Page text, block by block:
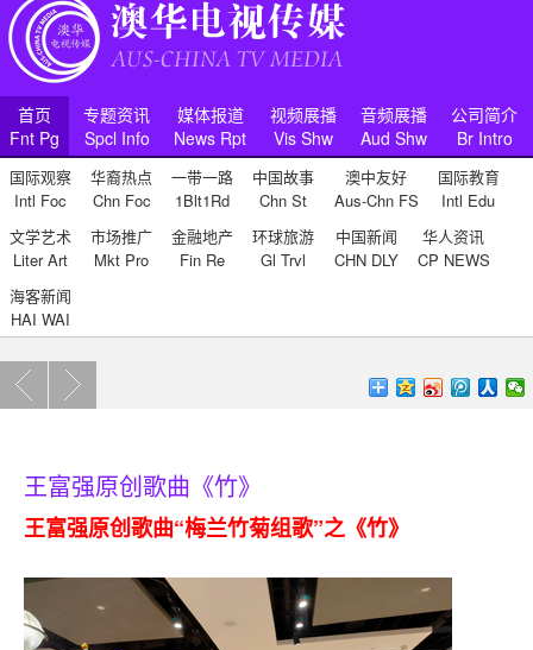
首页
Fnt Pg
专题资讯
Spcl Info
媒体报道
News Rpt
视频展播
Vis Shw
音频展播
Aud Shw
公司简介
Br Intro
国际观察
Intl Foc
华裔热点
Chn Foc
一带一路
1Blt1Rd
中国故事
Chn St
澳中友好
Aus-Chn FS
国际教育
Intl Edu
文学艺术
Liter Art
市场推广
Mkt Pro
金融地产
Fin Re
环球旅游
Gl Trvl
中国新闻
CHN DLY
华人资讯
CP NEWS
海客新闻
HAI WAI
王富强原创歌曲《竹》
王富强原创歌曲“梅兰竹菊组歌”之《竹》